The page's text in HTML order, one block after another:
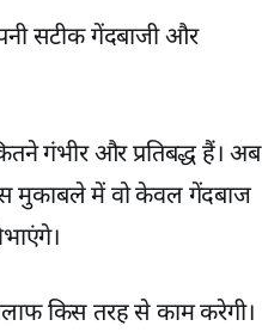
सटीक गेंदबाजी और
गंभीर और प्रतिबद्ध हैं। अब
मुकाबले में वो केवल गेंदबाज
किस तरह से काम करेगी।